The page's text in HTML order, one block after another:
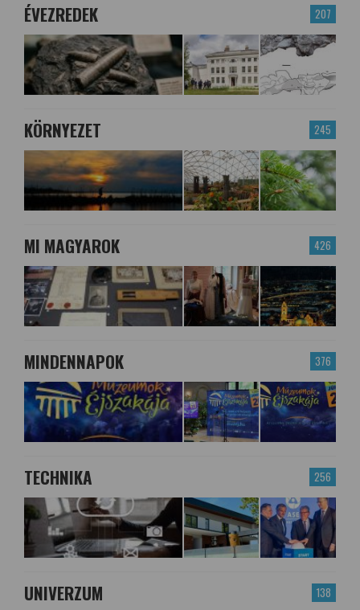
207
ÉVEZREDEK
245
KÖRNYEZET
426
MI MAGYAROK
376
MINDENNAPOK
256
TECHNIKA
138
UNIVERZUM